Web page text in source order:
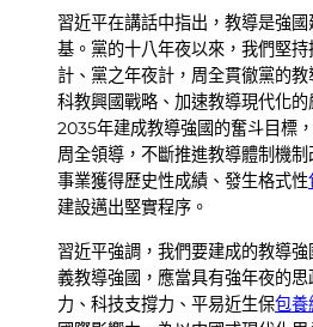
習近平在講話中指出，教導是強
基。黨的十八年夜以來，我們堅
計、黨之年夜計，周全貫徹黨的
科教興國戰略、加速教導現代化的
2035年建成教導強國的奮斗目標
周全領導，不斷推進教導體制機
事業獲得歷史性成績、發生格式性
建設邁出堅實程序。
習近平強調，我們要建成的教導
義教導強國，應當具有強年夜的
力、科技支撐力、平易近生保包養